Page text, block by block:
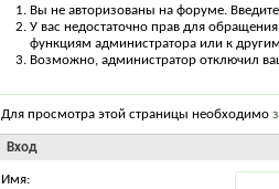
Вы не авторизованы на форуме.
У вас недостаточно прав для
функциям администратора или к
Возможно, администратор отключил
Для просмотра этой страницы необходимо
Вход
Имя: